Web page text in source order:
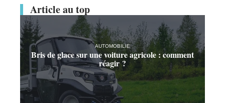
Article au top
AUTOMOBILIE
Bris de glace sur une voiture agricole : comment
réagir ?